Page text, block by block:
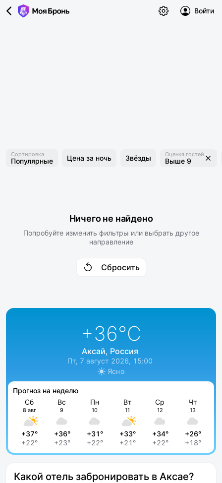
Войти
Сортировка
Популярные Цена за ночь Звёзды Оценка гостей
Выше 9
Ничего не найдено
Попробуйте изменить фильтры или выбрать другое
направление
Сбросить
+36°C
Аксай, Россия
Пт, 7 август 2026, 15:00
Ясно
Прогноз на неделю
Сб
8 авг
+37°
+22°
Вс
9
+36°
+23°
Пн
10
+31°
+22°
Вт
11
+33°
+21°
Ср
12
+34°
+22°
Чт
13
+26°
+18°
Какой отель забронировать в Аксае?